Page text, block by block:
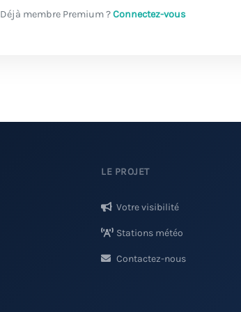
Déjà membre Premium ?Connectez-vous
LE PROJET
Votre visibilité
Stations météo
Contactez-nous